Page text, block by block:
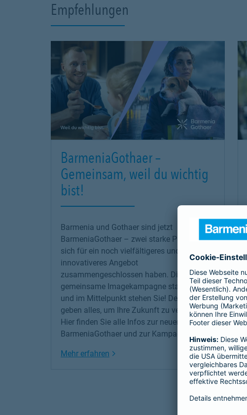
Empfehlungen
BarmeniaGothaer –
Gemeinsam, weil du wichtig
bist!
Barmenia und Gothaer sind jetzt
BarmeniaGothaer – zwei starke Partner, die
sich für ein noch vielfältigeres und
innovativeres Angebot
zusammengeschlossen haben. Die erste
gemeinsame Imagekampagne startet jetzt –
und im Mittelpunkt stehen Sie! Denn wir
geben alles, um Ihre Zukunft zu versichern!
Hier finden Sie alle Infos zur neuen
BarmeniaGothaer und zur Kampagne.
Mehr erfahren Link Opens in New Tab